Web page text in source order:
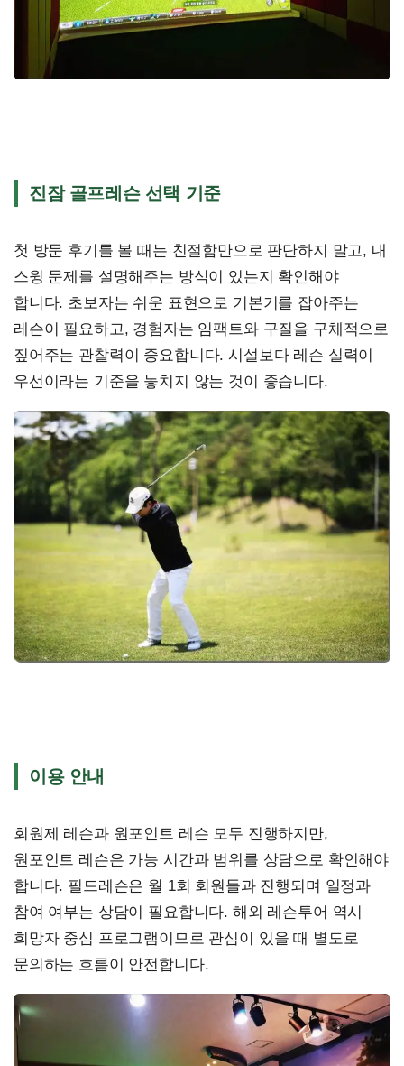
진잠 골프레슨 선택 기준
첫 방문 후기를 볼 때는 친절함만으로 판단하지 말고, 내
스윙 문제를 설명해주는 방식이 있는지 확인해야
합니다. 초보자는 쉬운 표현으로 기본기를 잡아주는
레슨이 필요하고, 경험자는 임팩트와 구질을 구체적으로
짚어주는 관찰력이 중요합니다. 시설보다 레슨 실력이
우선이라는 기준을 놓치지 않는 것이 좋습니다.
이용 안내
회원제 레슨과 원포인트 레슨 모두 진행하지만,
원포인트 레슨은 가능 시간과 범위를 상담으로 확인해야
합니다. 필드레슨은 월 1회 회원들과 진행되며 일정과
참여 여부는 상담이 필요합니다. 해외 레슨투어 역시
희망자 중심 프로그램이므로 관심이 있을 때 별도로
문의하는 흐름이 안전합니다.